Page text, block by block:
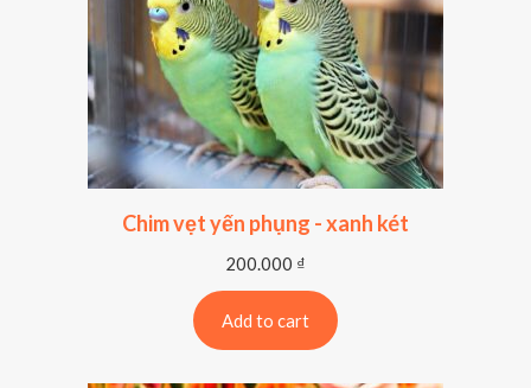
Chim vẹt yến phụng - xanh két
200.000 ₫
Add to cart